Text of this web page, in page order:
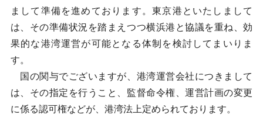
まして準備を進めております。東京港といたしまして
は、その準備状況を踏まえつつ横浜港と協議を重ね、効
果的な港湾運営が可能となる体制を検討してまいりま
す。
国の関与でございますが、港湾運営会社につきまして
は、その指定を行うこと、監督命令権、運営計画の変更
に係る認可権などが、港湾法上定められております。